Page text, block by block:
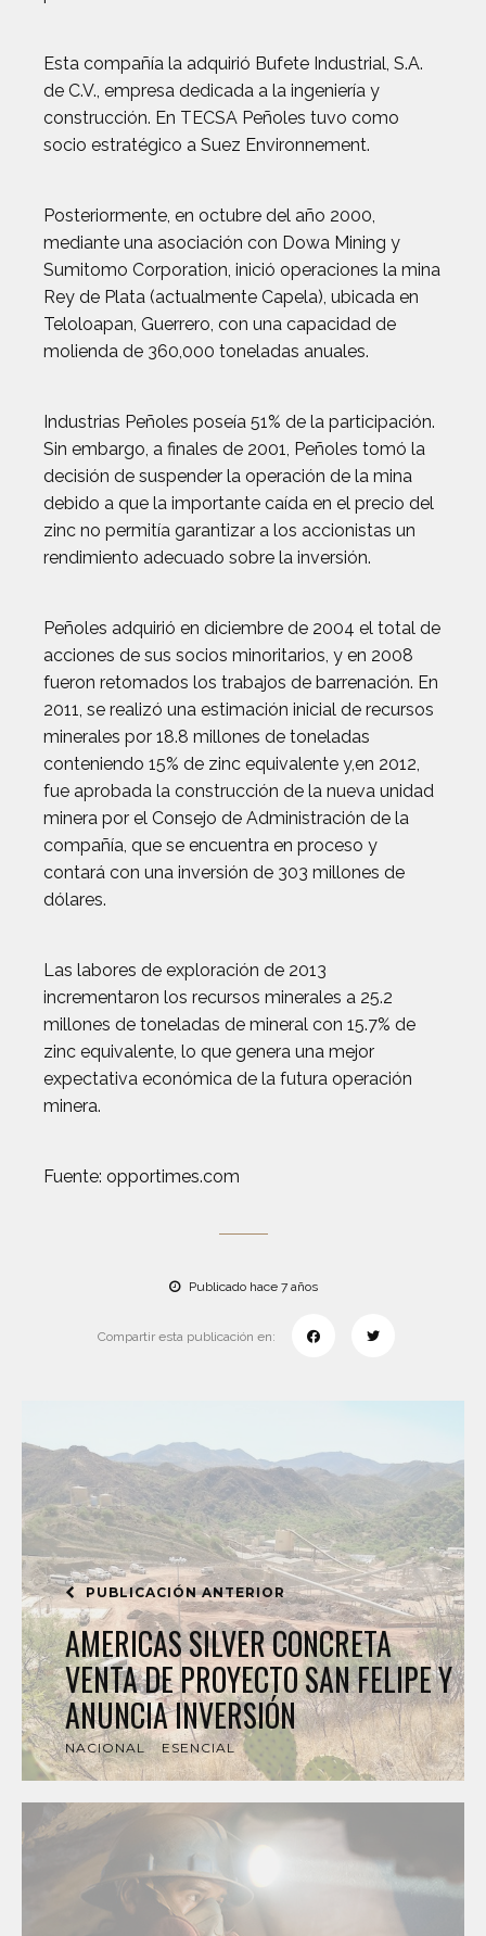
Esta compañía la adquirió Bufete Industrial, S.A.
de C.V., empresa dedicada a la ingeniería y
construcción. En TECSA Peñoles tuvo como
socio estratégico a Suez Environnement.
Posteriormente, en octubre del año 2000,
mediante una asociación con Dowa Mining y
Sumitomo Corporation, inició operaciones la mina
Rey de Plata (actualmente Capela), ubicada en
Teloloapan, Guerrero, con una capacidad de
molienda de 360,000 toneladas anuales.
Industrias Peñoles poseía 51% de la participación.
Sin embargo, a finales de 2001, Peñoles tomó la
decisión de suspender la operación de la mina
debido a que la importante caída en el precio del
zinc no permitía garantizar a los accionistas un
rendimiento adecuado sobre la inversión.
Peñoles adquirió en diciembre de 2004 el total de
acciones de sus socios minoritarios, y en 2008
fueron retomados los trabajos de barrenación. En
2011, se realizó una estimación inicial de recursos
minerales por 18.8 millones de toneladas
conteniendo 15% de zinc equivalente y,en 2012,
fue aprobada la construcción de la nueva unidad
minera por el Consejo de Administración de la
compañía, que se encuentra en proceso y
contará con una inversión de 303 millones de
dólares.
Las labores de exploración de 2013
incrementaron los recursos minerales a 25.2
millones de toneladas de mineral con 15.7% de
zinc equivalente, lo que genera una mejor
expectativa económica de la futura operación
minera.
Fuente: opportimes.com
Publicado hace 7 años
Compartir esta publicación en:
PUBLICACIÓN ANTERIOR
AMERICAS SILVER CONCRETA
VENTA DE PROYECTO SAN FELIPE Y
ANUNCIA INVERSIÓN
NACIONAL ESENCIAL